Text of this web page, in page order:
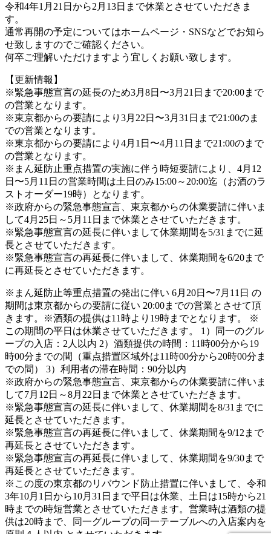
令和4年1月21日から2月13日まで休業とさせていただきま
す。
通常再開の予定についてはホームページ・SNSなどでお知ら
せ致しますのでご確認ください。
何卒ご理解いただけますよう宜しくお願い致します。
【更新情報】
※緊急事態宣言の延長のため3月8日〜3月21日まで20:00まで
の営業となります。
※東京都からの要請により3月22日〜3月31日まで21:00のま
での営業となります。
※東京都からの要請により4月1日〜4月11日まで21:00のまで
の営業となります。
※まん延防止重点措置の実施に伴う時短要請により、4月12
日〜5月11日の営業時間は土日のみ15:00～20:00迄（お酒のラ
ストオーダー19時）となります。
※政府からの緊急事態宣言、東京都からの休業要請に伴いま
して4月25日～5月11日まで休業とさせていただきます。
※緊急事態宣言の延長に伴いまして休業期間を5/31までに延
長とさせていただきます。
※緊急事態宣言の再延長に伴いまして、休業期間を6/20まで
に再延長とさせていただきます。
※まん延防止等重点措置の発出に伴い 6月20日〜7月11日 の
期間は東京都からの要請に従い 20:00までの営業とさせて頂
きます。※酒類の提供は11時より19時までとなります。 ※
この期間の平日は休業させていただきます。 1）同一のグル
ープの入店：2人以内 2）酒類提供の時間：11時00分から19
時00分までの間（重点措置区域外は11時00分から20時00分ま
での間） 3）利用者の滞在時間：90分以内
※政府からの緊急事態宣言、東京都からの休業要請に伴いま
して7月12日～8月22日まで休業とさせていただきます。
※緊急事態宣言の延長に伴いまして、休業期間を8/31までに
延長とさせていただきます。
※緊急事態宣言の再延長に伴いまして、休業期間を9/12まで
再延長とさせていただきます。
※緊急事態宣言の再延長に伴いまして、休業期間を9/30まで
再延長とさせていただきます。
※この度の東京都のリバウンド防止措置に伴いまして、令和
3年10月1日から10月31日まで平日は休業、土日は15時から21
時までの時短営業とさせていただきます。営業時は酒類の提
供は20時まで、同一グループの同一テーブルへの入店案内を